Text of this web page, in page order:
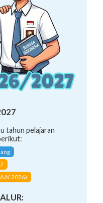
tahun pelajaran
K 2026)